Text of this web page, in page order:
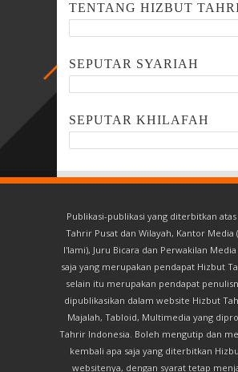
TENTANG HIZBUT
SEPUTAR SYARIAH
SEPUTAR KHILAFAH
Publikasi-publikasi yang diterbitkan
Tahrir Pusat dan Wilayah, Kantor Media
I'lami), Juru Bicara dan Perwakilan
saja yang merupakan pendapat Hizbut
selain itu merupakan pendapat
dipublikasikan dalam website Hizbut
Majalah, Tabloid, Multimedia yang
Tahrir Indonesia. Boleh mengutip dan
kembali apa saja yang diterbitkan
websitenya, dengan syarat tetap